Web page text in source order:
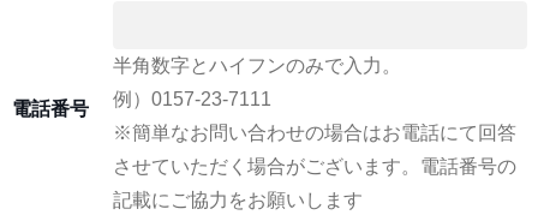
電話番号
半角数字とハイフンのみで入力。
例）0157-23-7111
※簡単なお問い合わせの場合はお電話にて回答
させていただく場合がございます。電話番号の
記載にご協力をお願いします